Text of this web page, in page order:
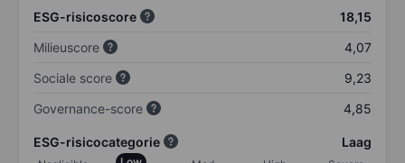
ESG-risicoscore
18,15
Milieuscore
4,07
Sociale score
9,23
Governance-score
4,85
ESG-risicocategorie Laag